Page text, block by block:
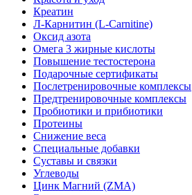
Креатин
Л-Карнитин (L-Сarnitine)
Оксид азота
Омега 3 жирные кислоты
Повышение тестостерона
Подарочные сертификаты
Послетренировочные комплексы
Предтренировочные комплексы
Пробиотики и прибиотики
Протеины
Снижение веса
Специальные добавки
Суставы и связки
Углеводы
Цинк Магний (ZMA)